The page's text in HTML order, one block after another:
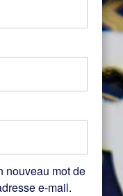
nouveau mot de
e-mail.